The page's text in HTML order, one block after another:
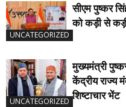
UNCATEGORIZED
सीएम पुष्कर
को कड़ी से
UNCATEGORIZED
मुख्यमंत्री
केंद्रीय राज्य
शिष्टाचार भेंट